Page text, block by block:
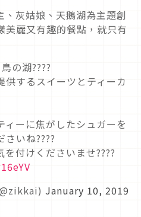
灰姑娘、天鵝湖為主題創
美麗又有趣的餐點，就只有
の湖????
するスイーツとティーカ
ィーに焦がしたシュガーを
いね????
付けくださいませ????
January 10, 2019